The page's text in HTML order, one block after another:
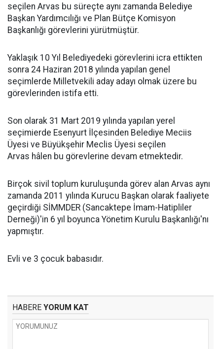
seçilen Arvas bu süreçte aynı zamanda Belediye
Başkan Yardımcılığı ve Plan Bütçe Komisyon
Başkanlığı görevlerini yürütmüştür.
Yaklaşık 10 Yıl Belediyedeki görevlerini icra ettikten
sonra 24 Haziran 2018 yılında yapılan genel
seçimlerde Milletvekili aday adayı olmak üzere bu
görevlerinden istifa etti.
Son olarak 31 Mart 2019 yılında yapılan yerel
seçimierde Esenyurt İlçesinden Belediye Meciis
Üyesi ve Büyükşehir Meclis Üyesi seçilen
Arvas hâlen bu görevlerine devam etmektedir.
Birçok sivil toplum kuruluşunda görev alan Arvas aynı
zamanda 2011 yılında Kurucu Başkan olarak faaliyete
geçirdiği SİMMDER (Sancaktepe İmam-Hatipliler
Derneği)'in 6 yıl boyunca Yönetim Kurulu Başkanlığı'nı
yapmıştır.
Evli ve 3 çocuk babasıdır.
HABERE YORUM KAT